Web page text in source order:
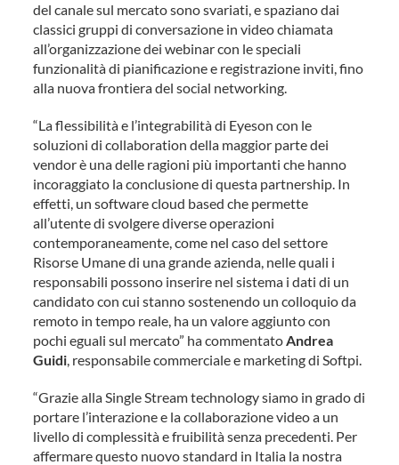
del canale sul mercato sono svariati, e spaziano dai
classici gruppi di conversazione in video chiamata
all’organizzazione dei webinar con le speciali
funzionalità di pianificazione e registrazione inviti, fino
alla nuova frontiera del social networking.
“La flessibilità e l’integrabilità di Eyeson con le
soluzioni di collaboration della maggior parte dei
vendor è una delle ragioni più importanti che hanno
incoraggiato la conclusione di questa partnership. In
effetti, un software cloud based che permette
all’utente di svolgere diverse operazioni
contemporaneamente, come nel caso del settore
Risorse Umane di una grande azienda, nelle quali i
responsabili possono inserire nel sistema i dati di un
candidato con cui stanno sostenendo un colloquio da
remoto in tempo reale, ha un valore aggiunto con
pochi eguali sul mercato” ha commentatoAndrea
Guidi, responsabile commerciale e marketing di Softpi.
“Grazie alla Single Stream technology siamo in grado di
portare l’interazione e la collaborazione video a un
livello di complessità e fruibilità senza precedenti. Per
affermare questo nuovo standard in Italia la nostra